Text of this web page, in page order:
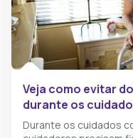
Veja como evitar
durante os
Durante os cuidados